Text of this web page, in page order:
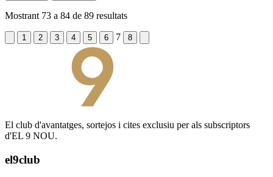
Mostrant 73 a 84 de 89 resultats
1 2 3 4 5 6 7 8
El club d'avantatges, sortejos i cites exclusiu per als subscriptors
d'EL 9 NOU.
el9club